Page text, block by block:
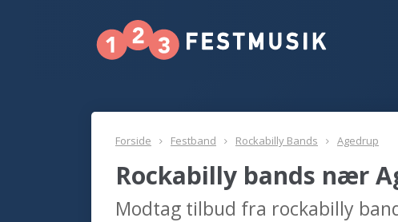
Forside Festband Rockabilly Bands Agedrup
Rockabilly bands nær
Modtag tilbud fra rockabilly